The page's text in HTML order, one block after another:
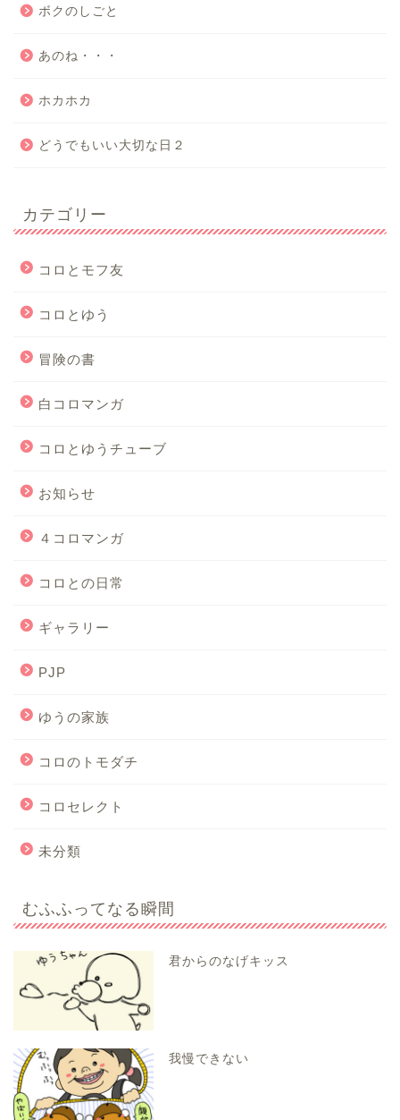
ボクのしごと
あのね・・・
ホカホカ
どうでもいい大切な日２
カテゴリー
コロとモフ友
コロとゆう
冒険の書
白コロマンガ
コロとゆうチューブ
お知らせ
４コロマンガ
コロとの日常
ギャラリー
PJP
ゆうの家族
コロのトモダチ
コロセレクト
未分類
むふふってなる瞬間
君からのなげキッス
我慢できない